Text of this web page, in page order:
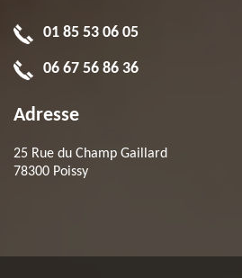
01 85 53 06 05
06 67 56 86 36
Adresse
25 Rue du Champ Gaillard
78300 Poissy